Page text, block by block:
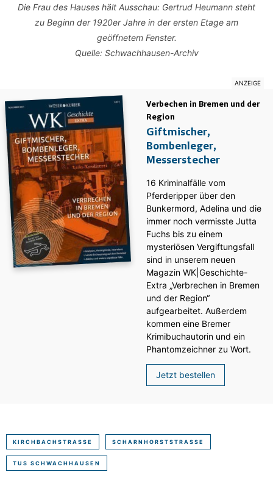
Die Frau des Hauses hält Ausschau: Gertrud Heumann steht
zu Beginn der 1920er Jahre in der ersten Etage am
geöffnetem Fenster.
Quelle: Schwachhausen-Archiv
Verbechen in Bremen und der
Region
Giftmischer,
Bombenleger,
Messerstecher
16 Kriminalfälle vom
Pferderipper über den
Bunkermord, Adelina und die
immer noch vermisste Jutta
Fuchs bis zu einem
mysteriösen Vergiftungsfall
sind in unserem neuen
Magazin WK|Geschichte-
Extra „Verbrechen in Bremen
und der Region“
aufgearbeitet. Außerdem
kommen eine Bremer
Krimibuchautorin und ein
Phantomzeichner zu Wort.
Jetzt bestellen
KIRCHBACHSTRASSE SCHARNHORSTSTRASSE
TUS SCHWACHHAUSEN